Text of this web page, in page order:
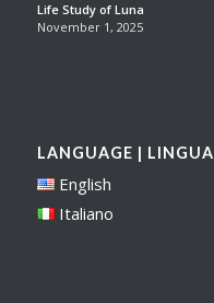
Life Study of Luna
November 1, 2025
LANGUAGE | LINGUA
English
Italiano